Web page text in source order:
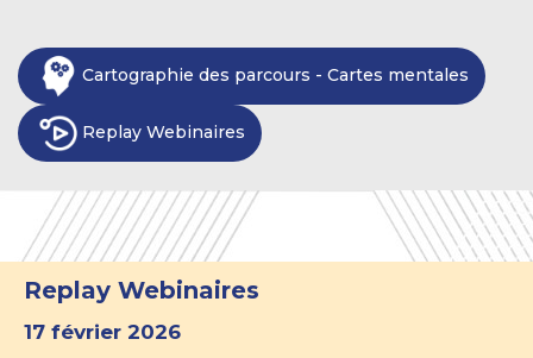
Cartographie des parcours - Cartes mentales
Replay Webinaires
Replay Webinaires
17 février 2026